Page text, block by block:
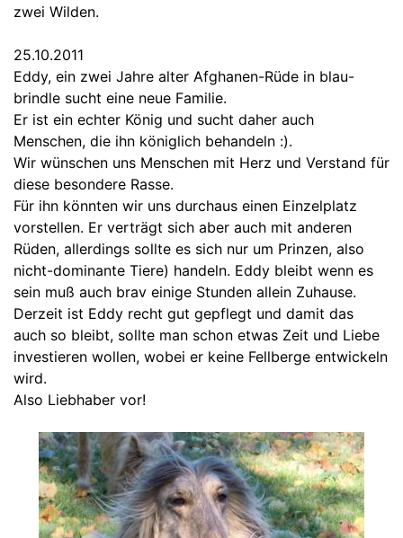
zwei Wilden.
25.10.2011
Eddy, ein zwei Jahre alter Afghanen-Rüde in blau-
brindle sucht eine neue Familie.
Er ist ein echter König und sucht daher auch
Menschen, die ihn königlich behandeln :).
Wir wünschen uns Menschen mit Herz und Verstand für
diese besondere Rasse.
Für ihn könnten wir uns durchaus einen Einzelplatz
vorstellen. Er verträgt sich aber auch mit anderen
Rüden, allerdings sollte es sich nur um Prinzen, also
nicht-dominante Tiere) handeln. Eddy bleibt wenn es
sein muß auch brav einige Stunden allein Zuhause.
Derzeit ist Eddy recht gut gepflegt und damit das
auch so bleibt, sollte man schon etwas Zeit und Liebe
investieren wollen, wobei er keine Fellberge entwickeln
wird.
Also Liebhaber vor!